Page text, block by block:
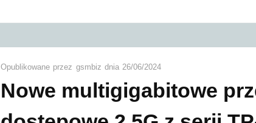
Opublikowane przez gsmbiz dnia26/06/2024
Nowe multigigabitowe